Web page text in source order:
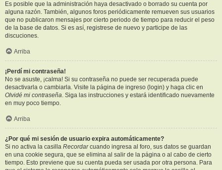
Es posible que la administración haya desactivado o borrado su cuenta por
alguna razón. También, algunos foros periódicamente remueven sus usuarios
que no publicaron mensajes por cierto periodo de tiempo para reducir el peso
de la base de datos. Si es así, registrese de nuevo y participe de las
discuciones.
Arriba
¡Perdí mi contraseña!
No se asuste, ¡calma! Si su contraseña no puede ser recuperada puede
desactivarla o cambiarla. Visite la página de ingreso (login) y haga clic en
Olvidé mi contraseña. Siga las instrucciones y estará identificado nuevamente
en muy poco tiempo.
Arriba
¿Por qué mi sesión de usuario expira automáticamente?
Si no activa la casilla Recordarcuando ingresa al foro, sus datos se guardan
en una cookie segura, que se elimina al salir de la página o al cabo de cierto
tiempo. Esto previene que su cuenta pueda ser usada por otra persona. Para